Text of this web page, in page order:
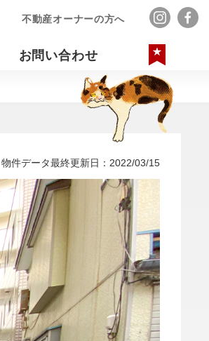
お問い合わせ
不動産オーナーの方へ
物件データ最終更新日：2022/03/15